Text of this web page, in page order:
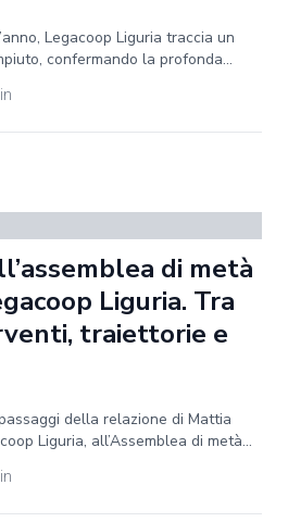
Legacoop Liguria traccia un
confermando la profonda...
di metà
Liguria. Tra
traiettorie e
della relazione di Mattia
Liguria, all’Assemblea di metà...